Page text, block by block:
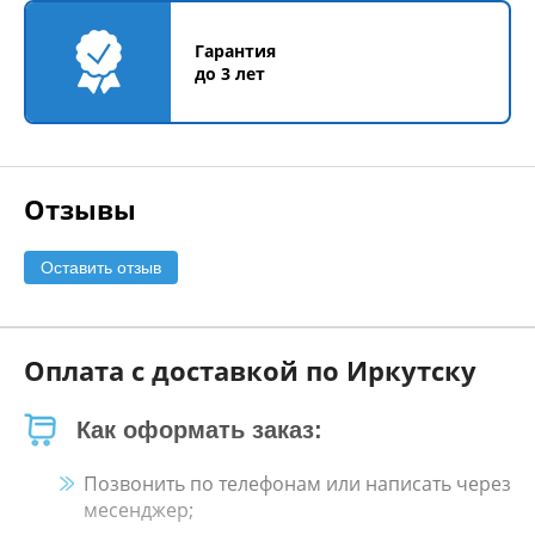
Гарантия
до 3 лет
Отзывы
Оставить отзыв
Оплата с доставкой по Иркутску
Как оформать заказ:
Позвонить по телефонам или написать через
месенджер;